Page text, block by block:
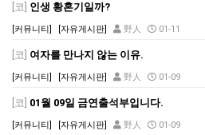
[코] 인생 황혼기일까?
[커뮤니티] [자유게시판] 野人 01-11
[코] 여자를 만나지 않는 이유.
[커뮤니티] [자유게시판] 野人 01-09
[코] 01월 09일 금연출석부입니다.
[커뮤니티] [자유게시판] 野人 01-09